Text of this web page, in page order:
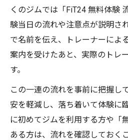
くのジムでは「FiT24 無料体験
験当日の流れや注意点が説明さ
で名前を伝え、トレーナーによ
案内を受けたあと、実際のトレ
す。
この一連の流れを事前に把握し
安を軽減し、落ち着いて体験に
に初めてジムを利用する方や「
ある方は、流れを確認しておく